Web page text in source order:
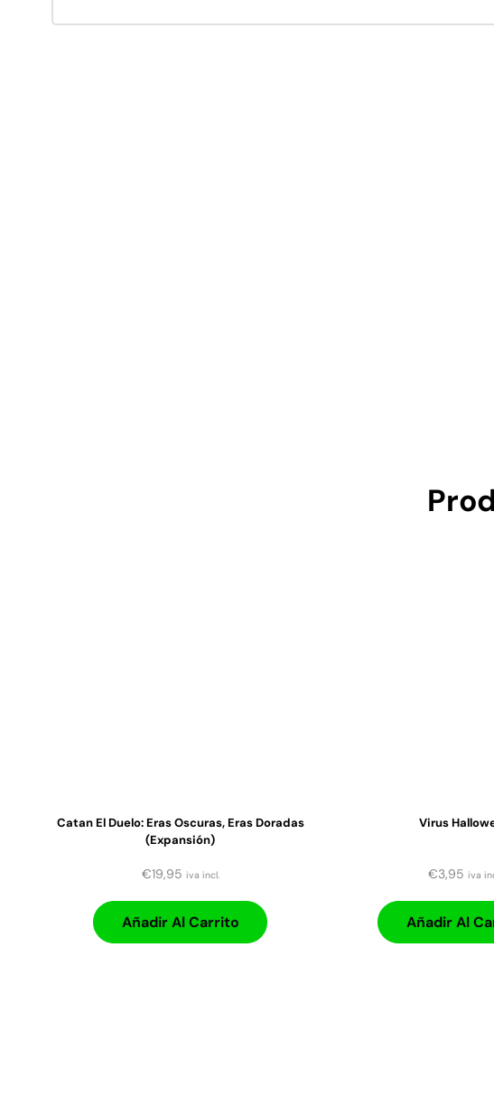
Catan El Duelo: Eras Oscuras, Eras Doradas
(expansión)
€19,95 iva incl.
Añadir Al Carrito
Virus
€3,95 iva
Añadir Al